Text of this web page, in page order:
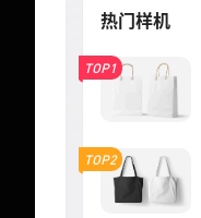
热门样机
TOP1
TOP2